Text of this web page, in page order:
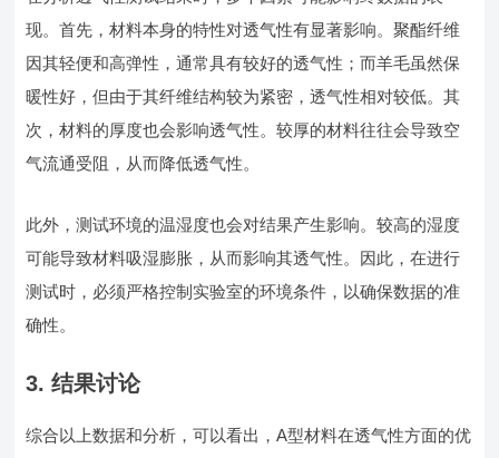
现。首先，材料本身的特性对透气性有显著影响。聚酯纤维
因其轻便和高弹性，通常具有较好的透气性；而羊毛虽然保
暖性好，但由于其纤维结构较为紧密，透气性相对较低。其
次，材料的厚度也会影响透气性。较厚的材料往往会导致空
气流通受阻，从而降低透气性。
此外，测试环境的温湿度也会对结果产生影响。较高的湿度
可能导致材料吸湿膨胀，从而影响其透气性。因此，在进行
测试时，必须严格控制实验室的环境条件，以确保数据的准
确性。
3. 结果讨论
综合以上数据和分析，可以看出，A型材料在透气性方面的优